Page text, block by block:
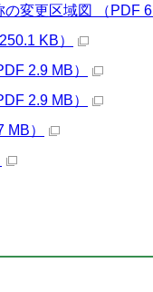
変更区域図 （PDF
KB）
2.9 MB）
2.9 MB）
）